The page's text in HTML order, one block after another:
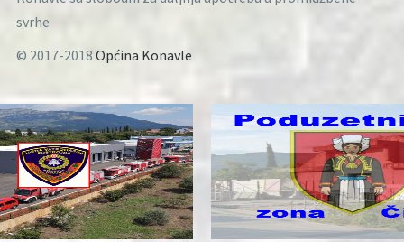
svrhe
© 2017-2018 Općina Konavle